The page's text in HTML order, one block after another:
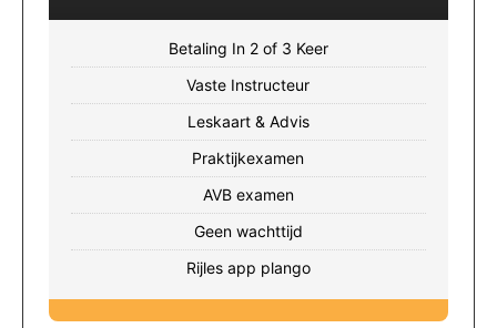
Betaling In 2 of 3 Keer
Vaste Instructeur
Leskaart & Advis
Praktijkexamen
AVB examen
Geen wachttijd
Rijles app plango